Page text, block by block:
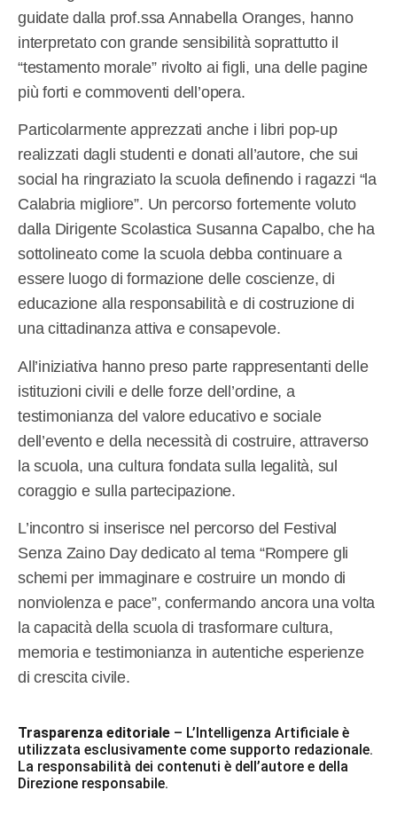
guidate dalla prof.ssa Annabella Oranges, hanno
interpretato con grande sensibilità soprattutto il
“testamento morale” rivolto ai figli, una delle pagine
più forti e commoventi dell’opera.
Particolarmente apprezzati anche i libri pop-up
realizzati dagli studenti e donati all’autore, che sui
social ha ringraziato la scuola definendo i ragazzi “la
Calabria migliore”. Un percorso fortemente voluto
dalla Dirigente Scolastica Susanna Capalbo, che ha
sottolineato come la scuola debba continuare a
essere luogo di formazione delle coscienze, di
educazione alla responsabilità e di costruzione di
una cittadinanza attiva e consapevole.
All’iniziativa hanno preso parte rappresentanti delle
istituzioni civili e delle forze dell’ordine, a
testimonianza del valore educativo e sociale
dell’evento e della necessità di costruire, attraverso
la scuola, una cultura fondata sulla legalità, sul
coraggio e sulla partecipazione.
L’incontro si inserisce nel percorso del Festival
Senza Zaino Day dedicato al tema “Rompere gli
schemi per immaginare e costruire un mondo di
nonviolenza e pace”, confermando ancora una volta
la capacità della scuola di trasformare cultura,
memoria e testimonianza in autentiche esperienze
di crescita civile.
Trasparenza editoriale – L’Intelligenza Artificiale è
utilizzata esclusivamente come supporto redazionale.
La responsabilità dei contenuti è dell’autore e della
Direzione responsabile.